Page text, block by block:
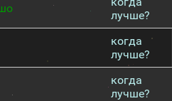
лучше?
когда
лучше?
когда
лучше?